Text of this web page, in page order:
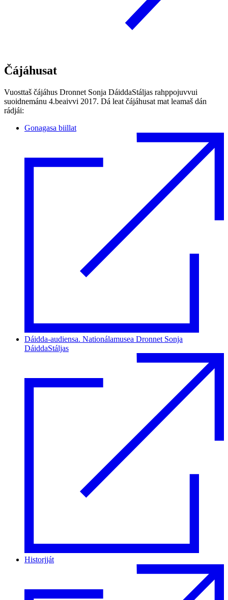
Čájáhusat
Vuosttaš čájáhus Dronnet Sonja DáiddaStáljas rahppojuvvui
suoidnemánu 4.beaivvi 2017. Dá leat čájáhusat mat leamaš dán
rádjái:
Gonagasa biillat
Dáidda-audiensa. Nationálamusea Dronnet Sonja
DáiddaStáljas
Historjját